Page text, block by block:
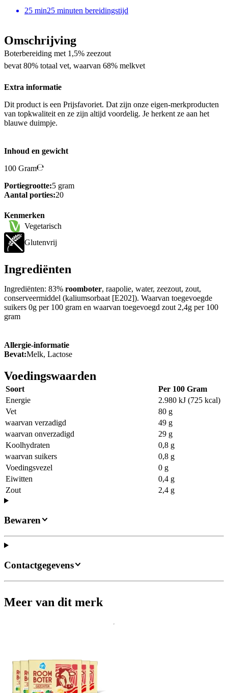
25 min25 minuten bereidingstijd
Omschrijving
Boterbereiding met 1,5% zeezout
bevat 80% totaal vet, waarvan 68% melkvet
Extra informatie
Dit product is een Prijsfavoriet. Dat zijn onze eigen-merkproducten
van topkwaliteit en ze zijn altijd voordelig. Je herkent ze aan het
blauwe duimpje.
Inhoud en gewicht
100 Gram
Portiegrootte:5 gram
Aantal porties:20
Kenmerken
Vegetarisch
Glutenvrij
Ingrediënten
Ingrediënten: 83% roomboter, raapolie, water, zeezout, zout,
conserveermiddel (kaliumsorbaat [E202]). Waarvan toegevoegde
suikers 0g per 100 gram en waarvan toegevoegd zout 2,4g per 100
gram
Allergie-informatie
Bevat:Melk, Lactose
Voedingswaarden
Soort
Per 100 Gram
Energie
2.980 kJ (725 kcal)
Vet
80 g
waarvan verzadigd
49 g
waarvan onverzadigd
29 g
Koolhydraten
0,8 g
waarvan suikers
0,8 g
Voedingsvezel
0 g
Eiwitten
0,4 g
Zout
2,4 g
Bewaren
Contactgegevens
Meer van dit merk